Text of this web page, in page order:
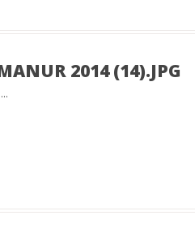
2014 (14).JPG